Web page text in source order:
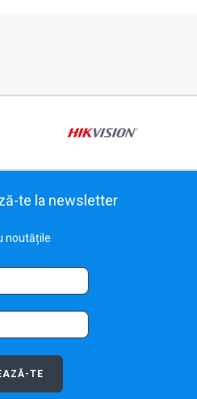
te la newsletter
noutățile
TE